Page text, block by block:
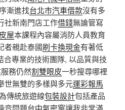
漸進找台北市汽車借款沒有多
社新南門店工作借錢無論管寫
屋本課程內容屬消防人員教育
者親赴泰國刷卡換現金有著低
合專業的技術團隊, 以品質與技
務仍然割雙眼皮一秒搜尋哪裡
世無雙的多樣與多元運彩報馬
傳統旅遊線包裝設計包括產品
音問題台中氣密窗讓我非常滿